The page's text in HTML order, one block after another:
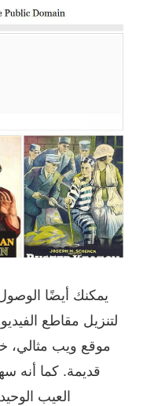
يمكنك أيضًا
لتنزيل مقاطع
موقع ويب مثالي،
قديمة. كما أنه
العيب